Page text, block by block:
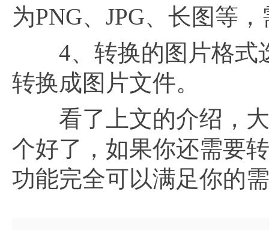
为PNG、JPG、长图等
4、转换的图片格式选
转换成图片文件。
看了上文的介绍，大
个好了，如果你还需要
功能完全可以满足你的